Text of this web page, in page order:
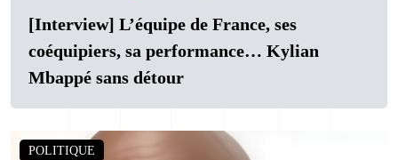
[Interview] L’équipe de France, ses
coéquipiers, sa performance… Kylian
Mbappé sans détour
POLITIQUE